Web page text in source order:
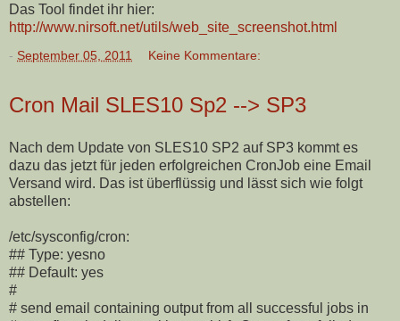
Das Tool findet ihr hier:
http://www.nirsoft.net/utils/web_site_screenshot.html
- September 05, 2011 Keine Kommentare:
Cron Mail SLES10 Sp2 --> SP3
Nach dem Update von SLES10 SP2 auf SP3 kommt es
dazu das jetzt für jeden erfolgreichen CronJob eine Email
Versand wird. Das ist überflüssig und lässt sich wie folgt
abstellen:
/etc/sysconfig/cron:
## Type: yesno
## Default: yes
#
# send email containing output from all successful jobs in